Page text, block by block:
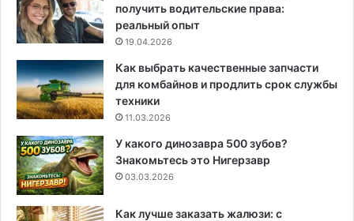
получить водительские права:
реальный опыт
19.04.2026
Как выбрать качественные запчасти
для комбайнов и продлить срок службы
техники
11.03.2026
У какого динозавра 500 зубов?
Знакомьтесь это Нигерзавр
03.03.2026
Как лучше заказать жалюзи: с